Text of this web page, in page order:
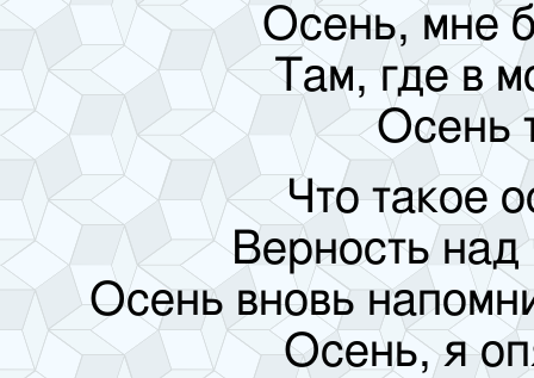
Осень, мне
Там, где в
Осень
Что такое
Верность
Осень вновь
Осень, я